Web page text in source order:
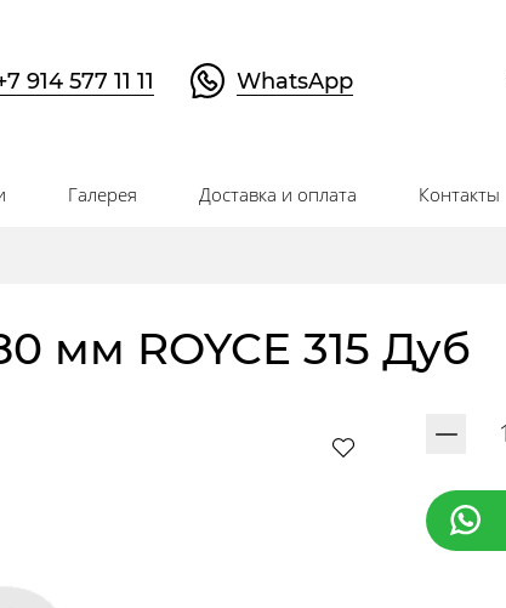
914 577 11 11 WhatsApp
Галерея Доставка и оплата Контакты
мм ROYCE 315 Дуб